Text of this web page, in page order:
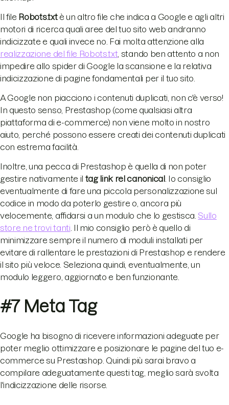
Il file Robots.txtè un altro file che indica a Google e agli altri
motori di ricerca quali aree del tuo sito web andranno
indicizzate e quali invece no. Fai molta attenzione alla
realizzazione del file Robots.txt , stando ben attento a non
impedire allo spider di Google la scansione e la relativa
indicizzazione di pagine fondamentali per il tuo sito.
A Google non piacciono i contenuti duplicati, non c'è verso!
In questo senso, Prestashop (come qualsiasi altra
piattaforma di e-commerce) non viene molto in nostro
aiuto, perché possono essere creati dei contenuti duplicati
con estrema facilità.
Inoltre, una pecca di Prestashop è quella di non poter
gestire nativamente il tag link rel canonical
. Io consiglio
eventualmente di fare una piccola personalizzazione sul
codice in modo da poterlo gestire o, ancora più
velocemente, affidarsi a un modulo che lo gestisca. Sullo
store ne trovi tanti . Il mio consiglio però è quello di
minimizzare sempre il numero di moduli installati per
evitare di rallentare le prestazioni di Prestashop e rendere
il sito più veloce. Seleziona quindi, eventualmente, un
modulo leggero, aggiornato e ben funzionante.
#7 Meta Tag
Google ha bisogno di ricevere informazioni adeguate per
poter meglio ottimizzare e posizionare le pagine del tuo e-
commerce su Prestashop. Quindi più sarai bravo a
compilare adeguatamente questi tag, meglio sarà svolta
l'indicizzazione delle risorse.